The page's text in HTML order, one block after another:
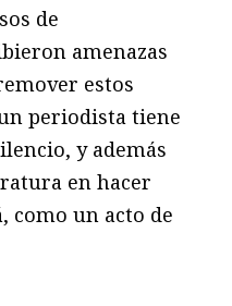
de
amenazas
estos
periodista tiene
y además
en hacer
como un acto de